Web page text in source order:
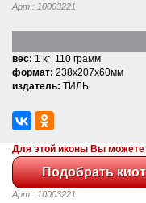
Арт.: 10003221
вес: 1 кг 110 грамм
формат: 238x207x60мм
издатель: ТИЛЬ
Для этой иконы Вы можете
Арт.: 10003221